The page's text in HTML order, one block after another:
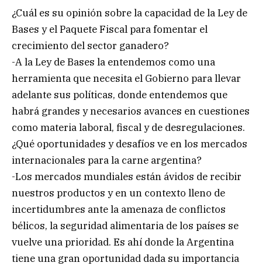
¿Cuál es su opinión sobre la capacidad de la Ley de
Bases y el Paquete Fiscal para fomentar el
crecimiento del sector ganadero?
-A la Ley de Bases la entendemos como una
herramienta que necesita el Gobierno para llevar
adelante sus políticas, donde entendemos que
habrá grandes y necesarios avances en cuestiones
como materia laboral, fiscal y de desregulaciones.
¿Qué oportunidades y desafíos ve en los mercados
internacionales para la carne argentina?
-Los mercados mundiales están ávidos de recibir
nuestros productos y en un contexto lleno de
incertidumbres ante la amenaza de conflictos
bélicos, la seguridad alimentaria de los países se
vuelve una prioridad. Es ahí donde la Argentina
tiene una gran oportunidad dada su importancia